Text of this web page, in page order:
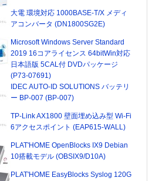
大電 環境対応 1000BASE-T/X メディ
アコンバータ (DN1800SG2E)
Microsoft Windows Server Standard
2019 16コアライセンス 64bitWin対応
日本語版 5CAL付 DVDパッケージ
(P73-07691)
IDEC AUTO-ID SOLUTIONS バッテリ
ー BP-007 (BP-007)
TP-Link AX1800 壁面埋め込み型 Wi-Fi
6アクセスポイント (EAP615-WALL)
PLAT'HOME OpenBlocks IX9 Debian
10搭載モデル (OBSIX9/D10A)
PLAT'HOME EasyBlocks Syslog 120G